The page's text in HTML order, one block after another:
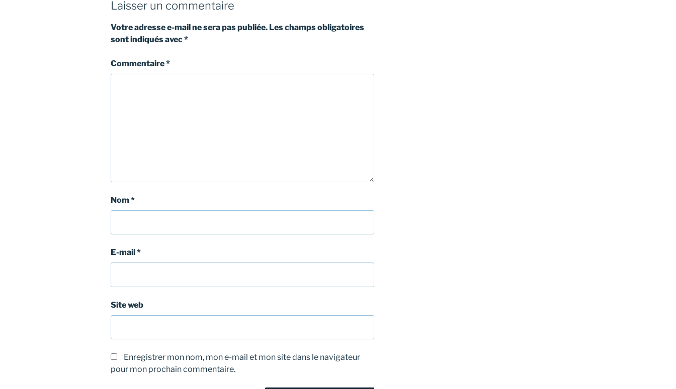
Laisser un commentaire
Votre adresse e-mail ne sera pas publiée. Les champs obligatoires
sont indiqués avec*
Commentaire*
Nom *
E-mail *
Site web
Enregistrer mon nom, mon e-mail et mon site dans le navigateur
pour mon prochain commentaire.